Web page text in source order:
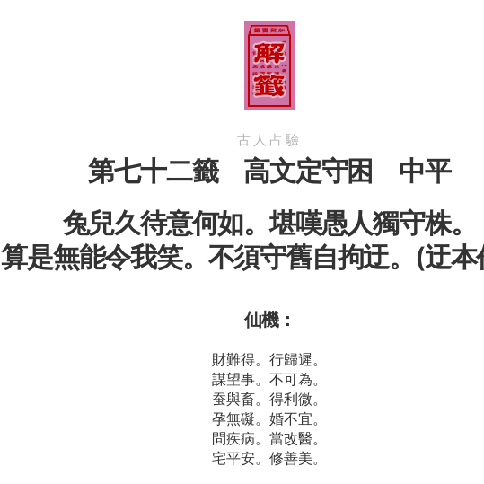
古人占驗
第七十二籤 高文定守困 中平
兔兒久待意何如。堪嘆愚人獨守株。
算是無能令我笑。不須守舊自拘迂。(迂本
仙機：
財難得。行歸遲。
謀望事。不可為。
蚕與畜。得利微。
孕無礙。婚不宜。
問疾病。當改醫。
宅平安。修善美。